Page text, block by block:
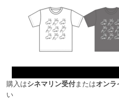
購入はシネマリン受付またはオンラ
い